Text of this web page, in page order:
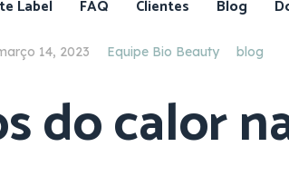
Label FAQ Clientes Blog
14, 2023 Equipe Bio Beauty blog
do calor